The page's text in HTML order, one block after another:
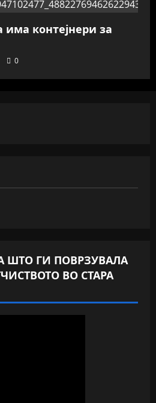
контејнери за
0
ШТО ГИ ПОВРЗУВАЛА
ВО СТАРА